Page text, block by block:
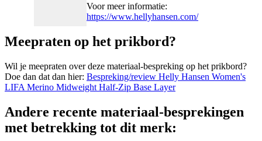
Voor meer informatie:
https://www.hellyhansen.com/
Meepraten op het prikbord?
Wil je meepraten over deze materiaal-bespreking op het prikbord?
Doe dan dat dan hier: Bespreking/review Helly Hansen Women's
LIFA Merino Midweight Half-Zip Base Layer
Andere recente materiaal-besprekingen
met betrekking tot dit merk: